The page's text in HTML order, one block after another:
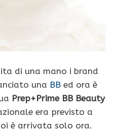
di una mano i brand
una BB ed ora è
Prep+Prime BB Beauty
era previsto a
è arrivata solo ora.